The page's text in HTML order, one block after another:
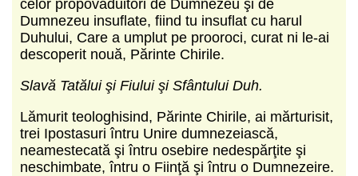
celor propovăduitori de Dumnezeu şi de
Dumnezeu insuflate, fiind tu insuflat cu harul
Duhului, Care a umplut pe prooroci, curat ni le-ai
descoperit nouă, Părinte Chirile.
Slavă Tatălui şi Fiului şi Sfântului Duh.
Lămurit teologhisind, Părinte Chirile, ai mărturisit,
trei Ipostasuri întru Unire dumnezeiască,
neamestecată şi întru osebire nedespărţite şi
neschimbate, întru o Fiinţă şi întru o Dumnezeire.